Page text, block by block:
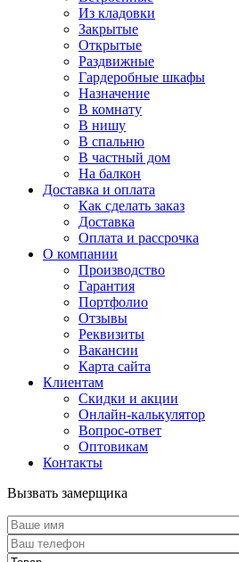
Из кладовки
Закрытые
Открытые
Раздвижные
Гардеробные шкафы
Назначение
В комнату
В нишу
В спальню
В частный дом
На балкон
Доставка и оплата
Как сделать заказ
Доставка
Оплата и рассрочка
О компании
Производство
Гарантия
Портфолио
Отзывы
Реквизиты
Вакансии
Карта сайта
Клиентам
Скидки и акции
Онлайн-калькулятор
Вопрос-ответ
Оптовикам
Контакты
Вызвать замерщика